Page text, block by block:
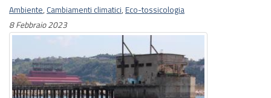
Ambiente, Cambiamenti climatici, Eco-tossicologia
8 Febbraio 2023